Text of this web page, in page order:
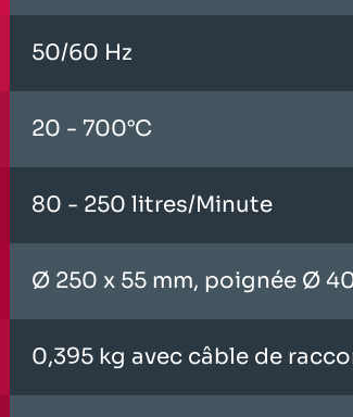
50/60 Hz
20 - 700°C
80 - 250 litres/Minute
Ø 250 x 55 mm, poignée Ø
0,395 kg avec câble de